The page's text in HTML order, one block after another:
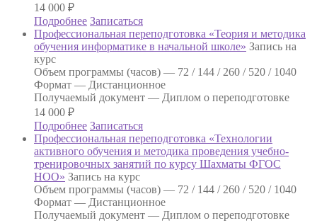
14 000 ₽
Подробнее Записаться
Профессиональная переподготовка «Теория и методика
обучения информатике в начальной школе» Запись на
курс
Объем программы (часов) — 72 / 144 / 260 / 520 / 1040
Формат — Дистанционное
Получаемый документ — Диплом о переподготовке
14 000 ₽
Подробнее Записаться
Профессиональная переподготовка «Технологии
активного обучения и методика проведения учебно-
тренировочных занятий по курсу Шахматы ФГОС
НОО» Запись на курс
Объем программы (часов) — 72 / 144 / 260 / 520 / 1040
Формат — Дистанционное
Получаемый документ — Диплом о переподготовке